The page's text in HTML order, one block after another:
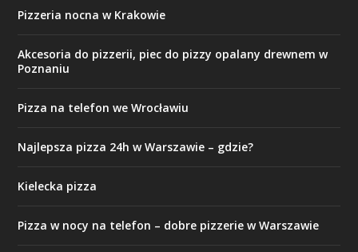
Pizzeria nocna w Krakowie
Akcesoria do pizzerii, piec do pizzy opalany drewnem w
Poznaniu
Pizza na telefon we Wrocławiu
Najlepsza pizza 24h w Warszawie – gdzie?
Kielecka pizza
Pizza w nocy na telefon – dobre pizzerie w Warszawie